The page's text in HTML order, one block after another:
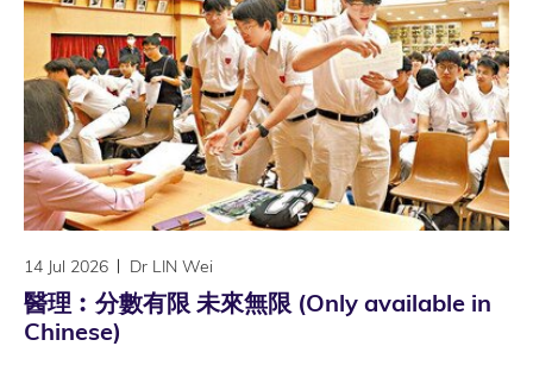
14 Jul 2026 Dr LIN Wei
醫理︰分數有限 未來無限 (Only available in
Chinese)